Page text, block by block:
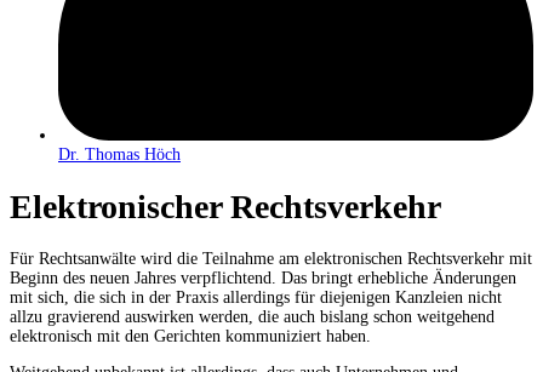
Dr. Thomas Höch
Elektronischer Rechtsverkehr
Für Rechtsanwälte wird die Teilnahme am elektronischen Rechtsverkehr mit
Beginn des neuen Jahres verpflichtend. Das bringt erhebliche Änderungen
mit sich, die sich in der Praxis allerdings für diejenigen Kanzleien nicht
allzu gravierend auswirken werden, die auch bislang schon weitgehend
elektronisch mit den Gerichten kommuniziert haben.